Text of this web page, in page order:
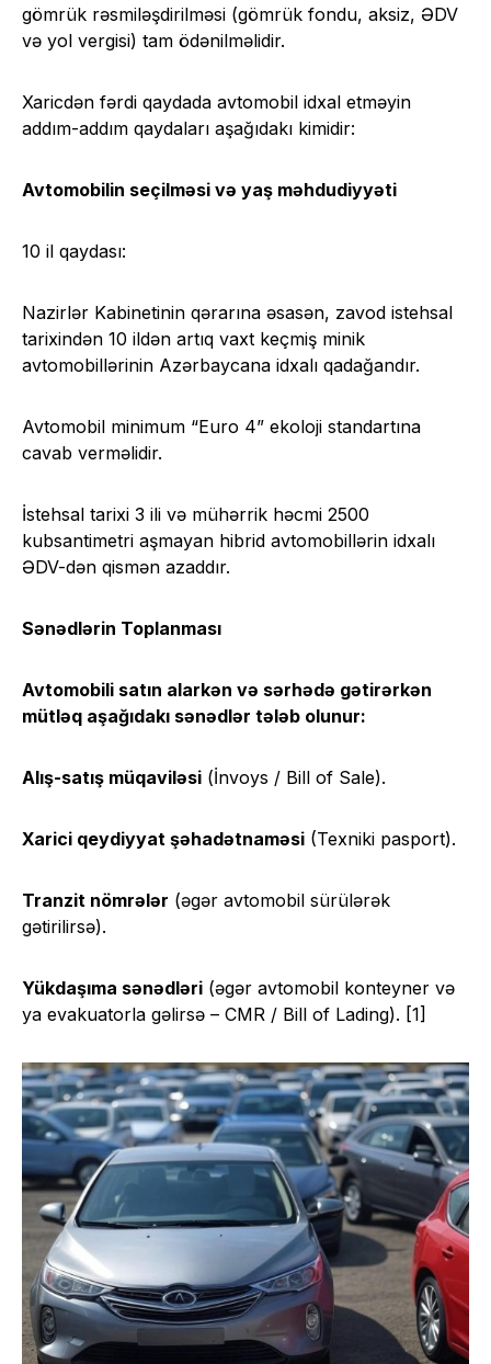
gömrük rəsmiləşdirilməsi (gömrük fondu, aksiz, ƏDV
və yol vergisi) tam ödənilməlidir.
Xaricdən fərdi qaydada avtomobil idxal etməyin
addım-addım qaydaları aşağıdakı kimidir:
Avtomobilin seçilməsi və yaş məhdudiyyəti
10 il qaydası:
Nazirlər Kabinetinin qərarına əsasən, zavod istehsal
tarixindən 10 ildən artıq vaxt keçmiş minik
avtomobillərinin Azərbaycana idxalı qadağandır.
Avtomobil minimum “Euro 4” ekoloji standartına
cavab verməlidir.
İstehsal tarixi 3 ili və mühərrik həcmi 2500
kubsantimetri aşmayan hibrid avtomobillərin idxalı
ƏDV-dən qismən azaddır.
Sənədlərin Toplanması
Avtomobili satın alarkən və sərhədə gətirərkən
mütləq aşağıdakı sənədlər tələb olunur:
Alış-satış müqaviləsi (İnvoys / Bill of Sale).
Xarici qeydiyyat şəhadətnaməsi (Texniki pasport).
Tranzit nömrələr (əgər avtomobil sürülərək
gətirilirsə).
Yükdaşıma sənədləri (əgər avtomobil konteyner və
ya evakuatorla gəlirsə – CMR / Bill of Lading). [1]